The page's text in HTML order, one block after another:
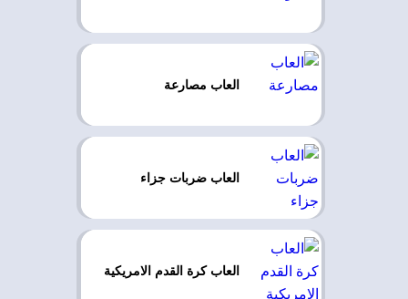
العاب مصارعة
العاب ضربات جزاء
العاب كرة القدم الامريكية